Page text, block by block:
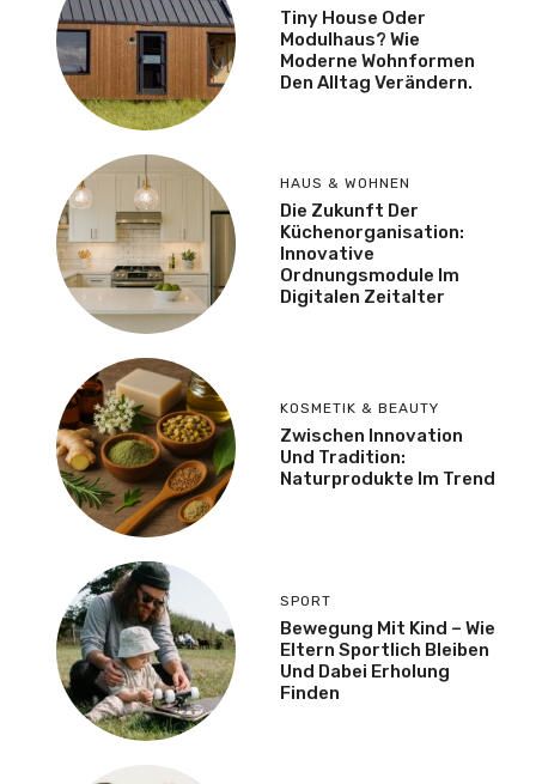
Tiny House Oder
Modulhaus? Wie
Moderne Wohnformen
Den Alltag Verändern.
HAUS & WOHNEN
Die Zukunft Der
Küchenorganisation:
Innovative
Ordnungsmodule Im
Digitalen Zeitalter
KOSMETIK & BEAUTY
Zwischen Innovation
Und Tradition:
Naturprodukte Im Trend
SPORT
Bewegung Mit Kind – Wie
Eltern Sportlich Bleiben
Und Dabei Erholung
Finden